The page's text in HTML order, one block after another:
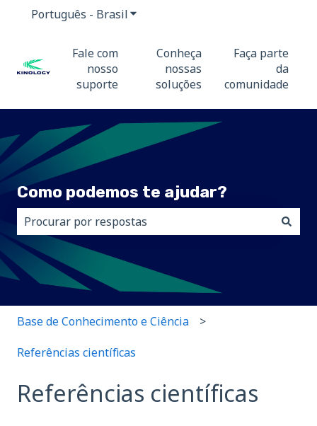
Português - BrasilMostrar submenu para traduções
Fale com
nosso
suporte
Conheça
nossas
soluções
Faça parte
da
comunidade
Como podemos te ajudar?
Não há sugestões porque o campo de pesquisa está
Base de Conhecimento e Ciência
Referências científicas
Referências científicas